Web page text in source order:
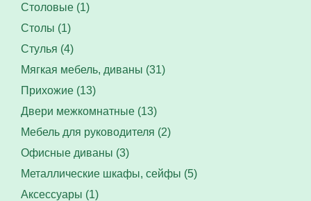
Столовые (1)
Столы (1)
Стулья (4)
Мягкая мебель, диваны (31)
Прихожие (13)
Двери межкомнатные (13)
Мебель для руководителя (2)
Офисные диваны (3)
Металлические шкафы, сейфы (5)
Аксессуары (1)